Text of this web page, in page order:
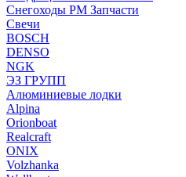
Снегоходы РМ Запчасти
Свечи
BOSCH
DENSO
NGK
ЭЗ ГРУПП
Алюминиевые лодки
Alpina
Orionboat
Realcraft
ONIX
Volzhanka